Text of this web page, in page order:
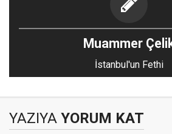
Muammer
İstanbul'un Fethi
YAZIYA YORUM KAT